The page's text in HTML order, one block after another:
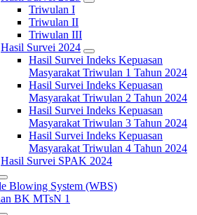
Triwulan I
Triwulan II
Triwulan III
Hasil Survei 2024
Hasil Survei Indeks Kepuasan
Masyarakat Triwulan 1 Tahun 2024
Hasil Survei Indeks Kepuasan
Masyarakat Triwulan 2 Tahun 2024
Hasil Survei Indeks Kepuasan
Masyarakat Triwulan 3 Tahun 2024
Hasil Survei Indeks Kepuasan
Masyarakat Triwulan 4 Tahun 2024
Hasil Survei SPAK 2024
Blowing System (WBS)
BK MTsN 1